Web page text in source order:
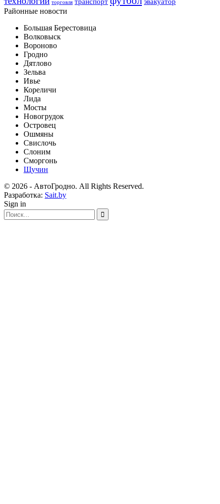
торговля
Районные новости
Большая Берестовица
Волковыск
Вороново
Гродно
Дятлово
Зельва
Ивье
Кореличи
Лида
Мосты
Новогрудок
Островец
Ошмяны
Свислочь
Слоним
Сморгонь
Щучин
© 2026 - АвтоГродно. All Rights Reserved.
Разработка: Sait.by
Sign in